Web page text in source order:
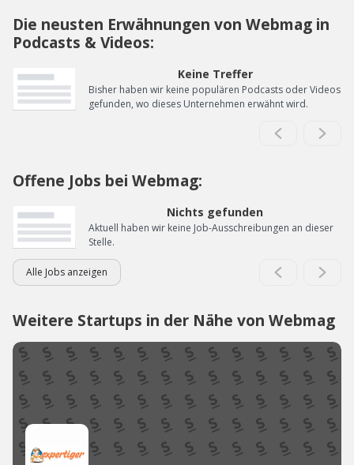
Die neusten Erwähnungen von Webmag in
Podcasts & Videos:
Keine Treffer
Bisher haben wir keine populären Podcasts oder Videos
gefunden, wo dieses Unternehmen erwähnt wird.
Offene Jobs bei Webmag:
Nichts gefunden
Aktuell haben wir keine Job-Ausschreibungen an dieser
Stelle.
Alle Jobs anzeigen
Weitere Startups in der Nähe von Webmag